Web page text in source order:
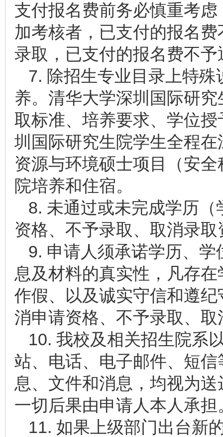
支付报名费前务必慎重考
加考核者，已支付的报名
录取，已支付的报名费不予
7. 除招生专业目录上特
养。清华大学深圳国际研
取标准、培养要求、学位
圳国际研究生院学生全程
资源与环境硕士项目（安
院培养和住宿。
8. 未通过或未完成学历
资格、不予录取、取消录
9. 申请人须承诺学历、
息及材料的真实性，凡存
作假、以及诚实守信和遵
消申请资格、不予录取、
10. 我校及相关招生院系
站、电话、电子邮件、短
息、文件和消息，均视为
一切后果由申请人本人承担
11. 如果上级部门出台新